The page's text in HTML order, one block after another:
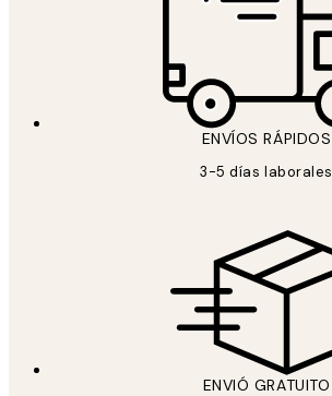
ENVÍOS RÁPIDOS
3-5 días laborales
ENVIÓ GRATUITO